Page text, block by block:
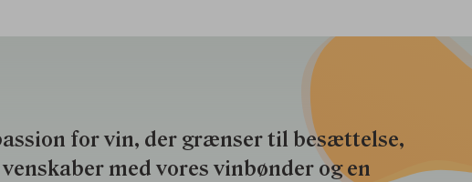
for vin, der grænser til besættelse,
med vores vinbønder og en